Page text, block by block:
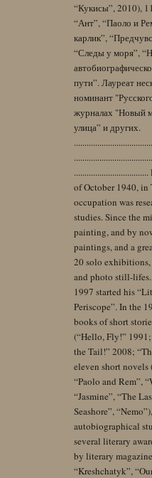
“Кукисы”, 2010),
“Ант”, “Паоло и
карлик”,
“Следы у моря”,
пути”. Лауреат
номинант
журналах "Новый
улица” и других.
of October 1940, in
occupation was
studies. Since the
painting, and by
paintings, and a
20 solo
and photo still-lifes.
1997 started his
Periscope”. In the
books of short
(“Hello, Fly!”
the Tail!” 2008;
eleven short novels
“Paolo and Rem”,
“Jasmine”, “The
Seashore”,
autobiographical
several literary
by literary
“Kreshchatyk”,